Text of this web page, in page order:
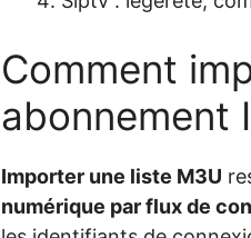
Comment
abonnement
Importer une liste M3U
numérique par flux de